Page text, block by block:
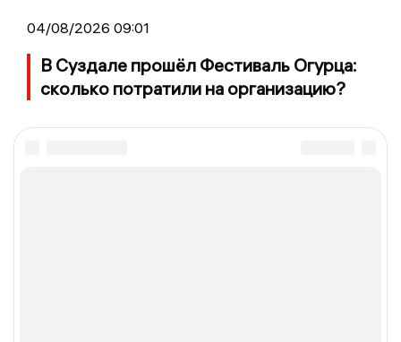
04/08/2026 09:01
В Суздале прошёл Фестиваль Огурца:
сколько потратили на организацию?